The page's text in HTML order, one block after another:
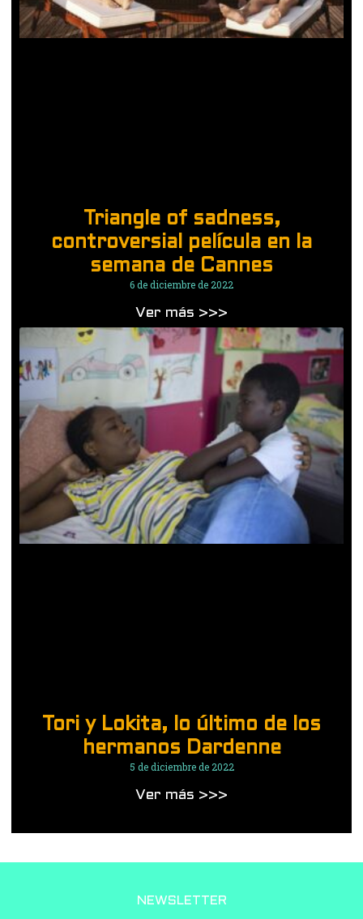
Triangle of sadness,
controversial película en la
semana de Cannes
6 de diciembre de 2022
Ver más >>>
Tori y Lokita, lo último de los
hermanos Dardenne
5 de diciembre de 2022
Ver más >>>
NEWSLETTER